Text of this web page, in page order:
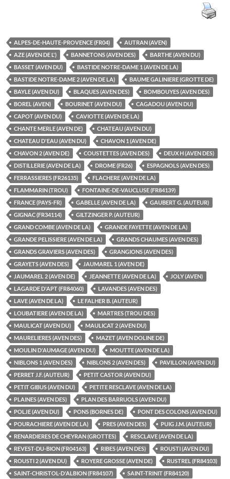
ALPES-DE-HAUTE-PROVENCE (FR04)
AUTRAN (AVEN)
AZE (AVEN DE L')
BANNETONS (AVEN DES)
BARTHE (AVEN DU)
BASSET (AVEN DU)
BASTIDE NOTRE-DAME 1 (AVEN DE LA)
BASTIDE NOTRE-DAME 2 (AVEN DE LA)
BAUME GALINIERE (GROTTE DE)
BAYLE (AVEN DU)
BLAQUES (AVEN DES)
BOMBOUYES (AVEN DES)
BOREL (AVEN)
BOURINET (AVEN DU)
CAGADOU (AVEN DU)
CAPOT (AVEN DU)
CAVIOTTE (AVEN DE LA)
CHANTE MERLE (AVEN DE)
CHATEAU (AVEN DU)
CHATEAU D'EAU (AVEN DU)
CHAVON 1 (AVEN DE)
CHAVON 2 (AVEN DE)
COUSTETTES (AVEN DES)
DEUX H (AVEN DES)
DISTILLERIE (AVEN DE LA)
DROME (FR26)
ESPAGNOLS (AVEN DES)
FERRASSIERES (FR26135)
FLACHERE (AVEN DE LA)
FLAMMARIN (TROU)
FONTAINE-DE-VAUCLUSE (FR84139)
FRANCE (PAYS-FR)
GABELLE (AVEN DE LA)
GAUBERT G. (AUTEUR)
GIGNAC (FR34114)
GILTZINGER P. (AUTEUR)
GRAND COMBE (AVEN DE LA)
GRANDE FAYETTE (AVEN DE LA)
GRANDE PELISSIERE (AVEN DE LA)
GRANDS CHAUMES (AVEN DES)
GRANDS GRAVIERS (AVEN DES)
GRANGIONS (AVEN DES)
GRAYETS (AVEN DES)
JAUMAREL 1 (AVEN DE)
JAUMAREL 2 (AVEN DE)
JEANNETTE (AVEN DE LA)
JOLY (AVEN)
LAGARDE D'APT (FR84060)
LAVANDES (AVEN DES)
LAVE (AVEN DE LA)
LE FALHER B. (AUTEUR)
LOUBATIERE (AVEN DE LA)
MARTRES (TROU DES)
MAULICAT (AVEN DU)
MAULICAT 2 (AVEN DU)
MAURELIERES (AVEN DES)
MAZET (AVEN DOLINE DE)
MOULIN D'AUMAGE (AVEN DU)
MOUTTE (AVEN DE LA)
NIBLONS 1 (AVEN DES)
NIBLONS 2 (AVEN DES)
PAVILLON (AVEN DU)
PERRET J.F. (AUTEUR)
PETIT CASTOR (AVEN DU)
PETIT GIBUS (AVEN DU)
PETITE RESCLAVE (AVEN DE LA)
PLAINES (AVEN DES)
PLAN DES BARRUOLS (AVEN DU)
POLJE (AVEN DU)
PONS (BORNES DE)
PONT DES COLONS (AVEN DU)
POURACHIERE (AVEN DE LA)
PRES (AVEN DES)
PUIG J.M. (AUTEUR)
RENARDIERES DE CHEYRAN (GROTTES)
RESCLAVE (AVEN DE LA)
REVEST-DU-BION (FR04163)
RIBES (AVEN DES)
ROUSTI (AVEN DU)
ROUSTI 2 (AVEN DU)
ROYERE GROSSE (AVEN DE)
RUSTREL (FR84103)
SAINT-CHRISTOL-D'ALBION (FR84107)
SAINT-TRINIT (FR84120)